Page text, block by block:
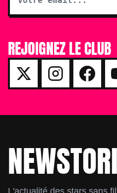
REJOIGNEZ LE CLUB
Footer